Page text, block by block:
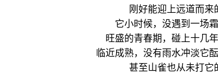
刚好能迎上远道而来
它小时候，没遇到一场霜
旺盛的青春期，碰上十几
临近成熟，没有雨水冲淡它
甚至山雀也从未打它